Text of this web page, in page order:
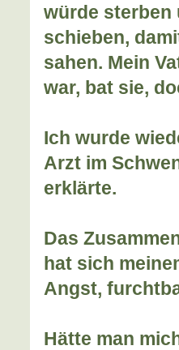
würde sterben
schieben,
sahen. Mein
war, bat sie,
Ich wurde
Arzt im
erklärte.
Das
hat sich
Angst,
Hätte man